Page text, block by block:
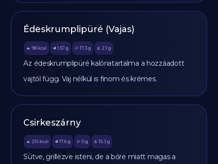
Édeskrumplipüré (Vajas)
🔥 98 kcal 🥩 1.57 g 🥔 17.3g 🫒 2.1 g
Az édeskrumplipüré kalóriatartalma a hozzáadott
vajtól függ. Vaj nélkül is finom és krémes.
Csirkeszárny
🔥 215 kcal 🥩 17.6 g 🥔 0g 🫒 15.3 g
Sütve, grillezve isteni, de a bőre miatt magas a